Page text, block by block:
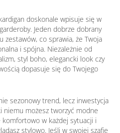
doskonale wpisuje się w
Jeden dobrze dobrany
zestawów, co sprawia, że Twoja
i spójna. Niezależnie od
styl boho, elegancki look czy
dopasuje się do Twojego
sezonowy trend, lecz inwestycja
niemu możesz tworzyć modne
komfortowo w każdej sytuacji i
stylowo. Jeśli w swojej szafie